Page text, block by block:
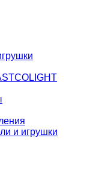
и игрушки